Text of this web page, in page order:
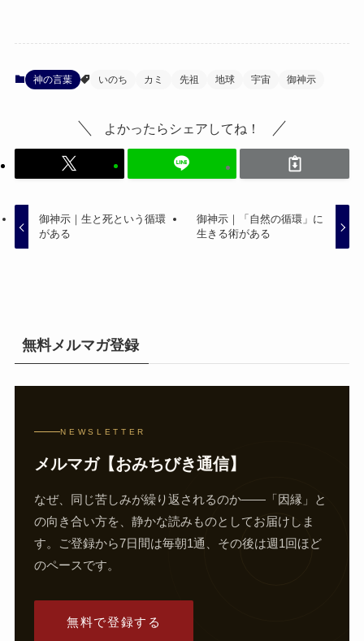
神の言葉 いのち カミ 先祖 地球 宇宙 御神示
よかったらシェアしてね！
御神示｜生と死という循環
がある
御神示｜「自然の循環」に
生きる術がある
無料メルマガ登録
NEWSLETTER
メルマガ【おみちびき通信】
なぜ、同じ苦しみが繰り返されるのか——「因縁」と
の向き合い方を、静かな読みものとしてお届けしま
す。ご登録から7日間は毎朝1通、その後は週1回ほど
のペースです。
無料で登録する